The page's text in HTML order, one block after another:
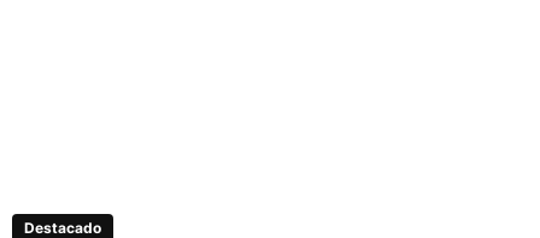
Destacado